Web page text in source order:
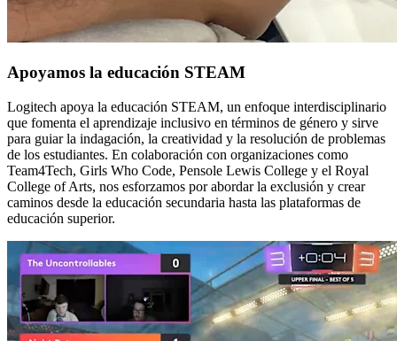
Apoyamos la educación STEAM
Logitech apoya la educación STEAM, un enfoque interdisciplinario
que fomenta el aprendizaje inclusivo en términos de género y sirve
para guiar la indagación, la creatividad y la resolución de problemas
de los estudiantes. En colaboración con organizaciones como
Team4Tech, Girls Who Code, Pensole Lewis College y el Royal
College of Arts, nos esforzamos por abordar la exclusión y crear
caminos desde la educación secundaria hasta las plataformas de
educación superior.